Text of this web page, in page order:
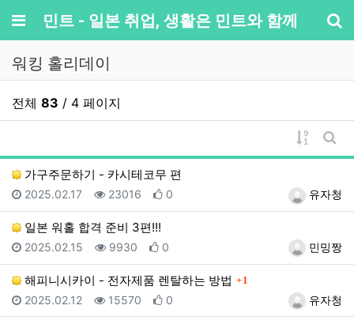
메뉴민트 - 일본 취업, 생활은 민트와 함께
워킹 홀리데이
전체 83 / 4 페이지
게시물
게
가구주문하기 - 카시테코무 편
등록자유자청
등록일
2025.02.17 조회
23016 추천
0
일본 워홀 합격 준비 3편!!!
등록자민밍짱
등록일
2025.02.15 조회
9930 추천
0
해피니시카이 - 전자제품 렌탈하는 방법 댓글
1
등록자유자청
등록일
2025.02.12 조회
15570 추천
0